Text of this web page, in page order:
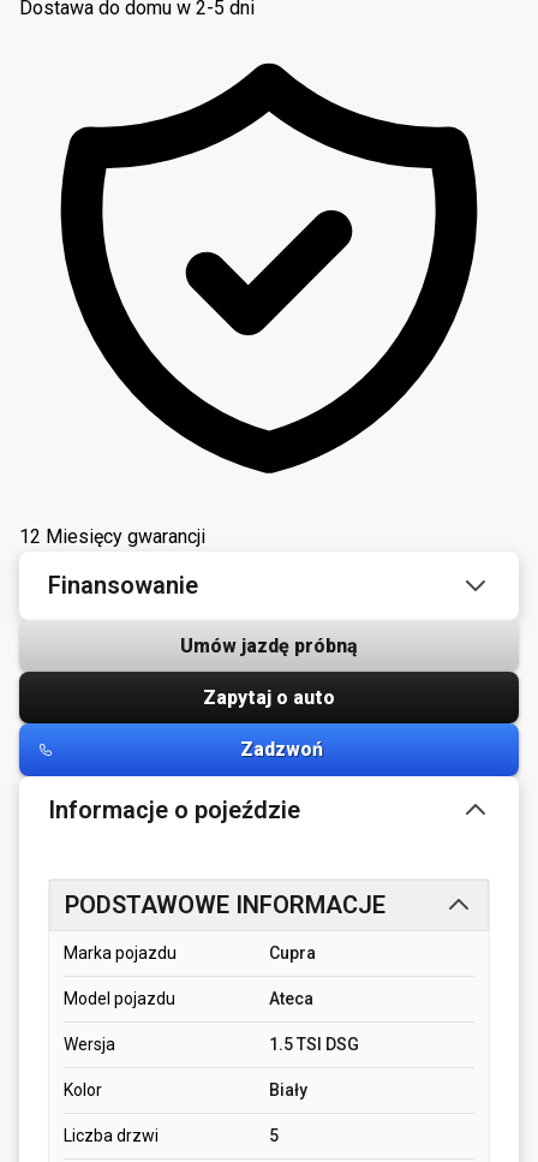
Dostawa do domu w 2-5 dni
12 Miesięcy gwarancji
Finansowanie
Umów jazdę próbną
Zapytaj o auto
Zadzwoń
Informacje o pojeździe
PODSTAWOWE INFORMACJE
Marka pojazdu Cupra
Model pojazdu Ateca
Wersja 1.5 TSI DSG
Kolor Biały
Liczba drzwi 5